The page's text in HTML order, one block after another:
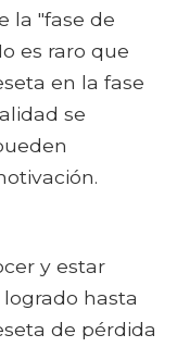
la "fase de
es raro que
en la fase
se
y estar
hasta
de pérdida